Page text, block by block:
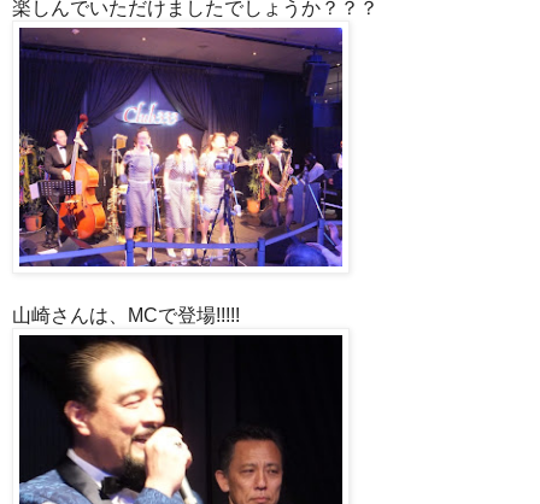
楽しんでいただけましたでしょうか？？？
山崎さんは、MCで登場!!!!!